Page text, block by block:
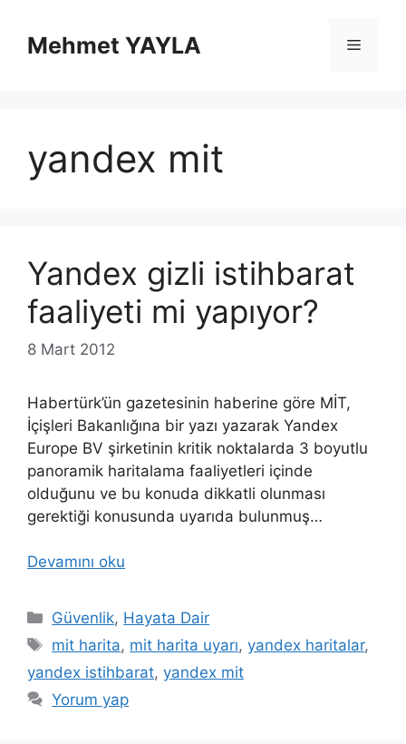
Mehmet YAYLA Menü
yandex mit
Yandex gizli istihbarat
faaliyeti mi yapıyor?
8 Mart 2012
Habertürk’ün gazetesinin haberine göre MİT,
İçişleri Bakanlığına bir yazı yazarak Yandex
Europe BV şirketinin kritik noktalarda 3 boyutlu
panoramik haritalama faaliyetleri içinde
olduğunu ve bu konuda dikkatli olunması
gerektiği konusunda uyarıda bulunmuş…
Devamını oku
Kategoriler
Güvenlik, Hayata Dair
Etiketler
mit harita, mit harita uyarı,yandex haritalar,
yandex istihbarat, yandex mit
Yorum yap